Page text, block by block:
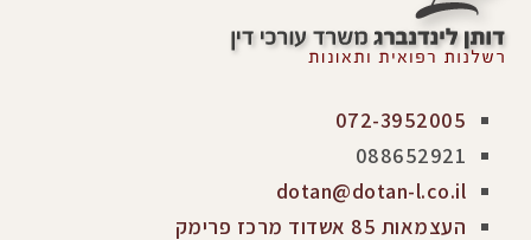
072-3952005
088652921
dotan@dotan-l.co.il
העצמאות 85 אשדוד מרכז פרימק